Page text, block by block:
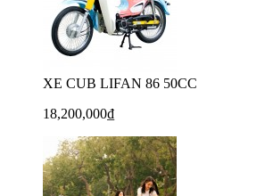
XE CUB LIFAN 86 50CC
18,200,000₫